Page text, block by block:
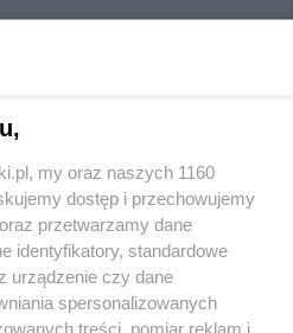
my oraz naszych 1160
dostęp i przechowujemy
przetwarzamy dane
identyfikatory, standardowe
urządzenie czy dane
spersonalizowanych
treści, pomiar reklam i